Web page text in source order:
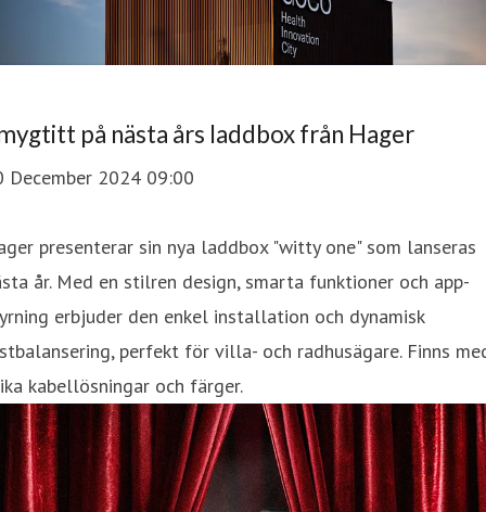
på nästa års laddbox från Hager
December 2024 09:00
presenterar sin nya laddbox "witty one" som lanseras
år. Med en stilren design, smarta funktioner och app-
erbjuder den enkel installation och dynamisk
perfekt för villa- och radhusägare. Finns
kabellösningar och färger.